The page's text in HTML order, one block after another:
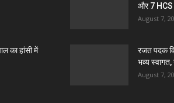
का हांसी में
और 7 HCS
August 7,
रजत पदक
भव्य स्वागत,
August 7,